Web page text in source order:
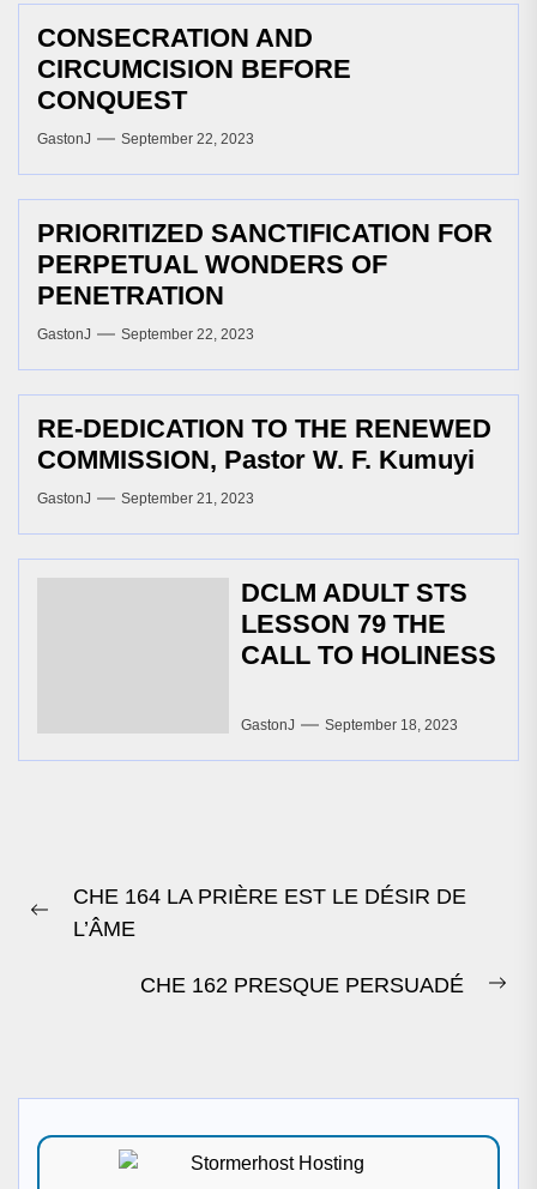
CONSECRATION AND
CIRCUMCISION BEFORE
CONQUEST
GastonJ September 22, 2023
PRIORITIZED SANCTIFICATION FOR
PERPETUAL WONDERS OF
PENETRATION
GastonJ September 22, 2023
RE-DEDICATION TO THE RENEWED
COMMISSION, Pastor W. F. Kumuyi
GastonJ September 21, 2023
DCLM ADULT STS
LESSON 79 THE
CALL TO HOLINESS
GastonJ September 18, 2023
navigation
Previous
CHE 164 LA PRIÈRE EST LE DÉSIR DE
L’ÂME
CHE 162 PRESQUE PERSUADÉ